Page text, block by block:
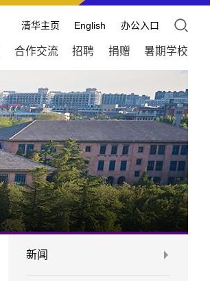
清华主页 English 办公入口
合作交流 招聘 捐赠 暑期学校
新闻